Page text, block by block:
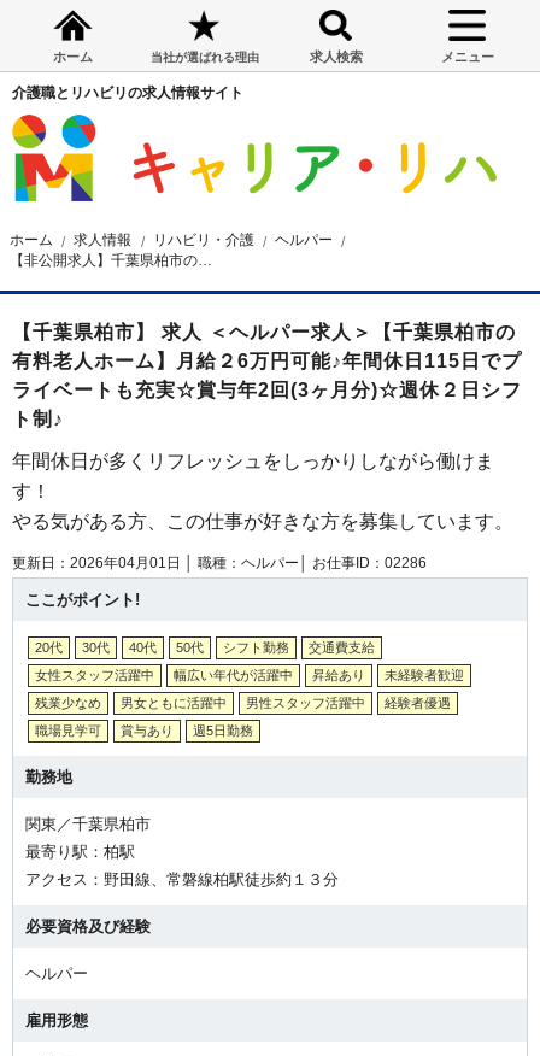
ホーム 当社が選ばれる理由 求人検索 メニュー
介護職とリハビリの求人情報サイト
ホーム 求人情報 リハビリ・介護
ヘルパー
【千葉県柏市】 求人 ＜ヘルパー求人＞【千葉県柏市の
有料老人ホーム】月給２6万円可能♪年間休日115日でプ
ライベートも充実☆賞与年2回(3ヶ月分)☆週休２日シフ
ト制♪
年間休日が多くリフレッシュをしっかりしながら働けま
す！
やる気がある方、この仕事が好きな方を募集しています。
更新日：2026年04月01日 │ 職種：ヘルパー│ お仕事ID：02286
ここがポイント!
20代 30代 40代 50代 シフト勤務
交通費支給
女性スタッフ活躍中
幅広い年代が活躍中 昇給あり
未経験者歓迎
残業少なめ
男女ともに活躍中 男性スタッフ活躍中
経験者優遇
職場見学可
賞与あり 週5日勤務
勤務地
関東／千葉県柏市
最寄り駅：柏駅
アクセス：野田線、常磐線柏駅徒歩約１３分
必要資格及び経験
ヘルパー
雇用形態